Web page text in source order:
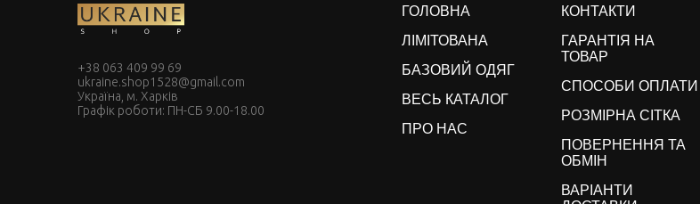
+38 063 409 99 69
ukraine.shop1528@gmail.com
Україна, м. Харків
Графік роботи: ПН-СБ 9.00-18.00
ГОЛОВНА
ЛІМІТОВАНА
БАЗОВИЙ ОДЯГ
ВЕСЬ КАТАЛОГ
ПРО НАС
КОНТАКТИ
ГАРАНТІЯ НА
ТОВАР
СПОСОБИ ОПЛАТИ
РОЗМІРНА СІТКА
ПОВЕРНЕННЯ ТА
ОБМІН
ВАРІАНТИ